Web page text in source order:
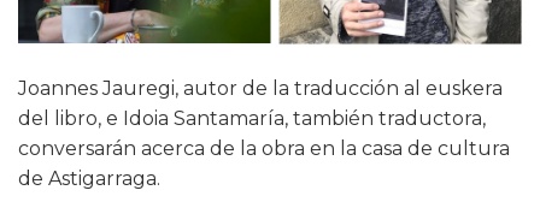
Joannes Jauregi, autor de la traducción al euskera
del libro, e Idoia Santamaría, también traductora,
conversarán acerca de la obra en la casa de cultura
de Astigarraga.